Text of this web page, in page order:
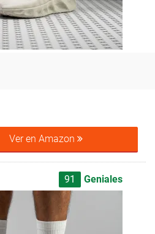
Ver en Amazon
91 Geniales